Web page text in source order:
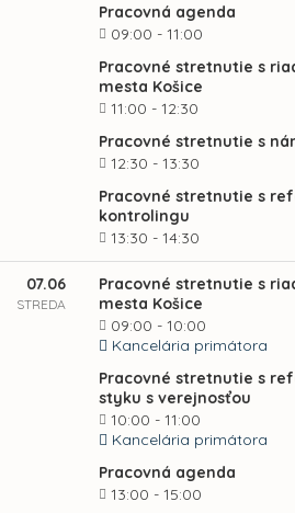
Pracovná agenda
09:00 - 11:00
Pracovné stretnutie s
mesta Košice
11:00 - 12:30
Pracovné stretnutie s
12:30 - 13:30
Pracovné stretnutie s
kontrolingu
13:30 - 14:30
07.06
STREDA
Pracovné stretnutie s
mesta Košice
09:00 - 10:00
Kancelária primátora
Pracovné stretnutie s
styku s verejnosťou
10:00 - 11:00
Kancelária primátora
Pracovná agenda
13:00 - 15:00